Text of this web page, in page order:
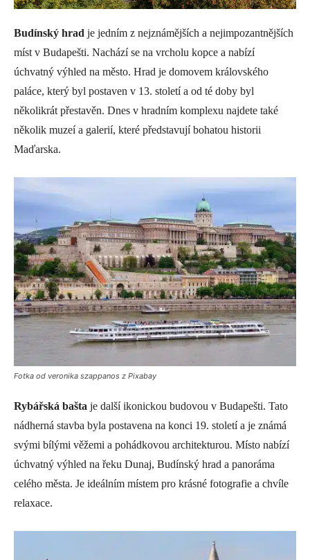
Budínský hrad je jedním z nejznámějších a nejimpozantnějších
míst v Budapešti. Nachází se na vrcholu kopce a nabízí
úchvatný výhled na město. Hrad je domovem královského
paláce, který byl postaven v 13. století a od té doby byl
několikrát přestavěn. Dnes v hradním komplexu najdete také
několik muzeí a galerií, které představují bohatou historii
Maďarska.
Fotka od veronika szappanos z Pixabay
Rybářská bašta je další ikonickou budovou v Budapešti. Tato
nádherná stavba byla postavena na konci 19. století a je známá
svými bílými věžemi a pohádkovou architekturou. Místo nabízí
úchvatný výhled na řeku Dunaj, Budínský hrad a panoráma
celého města. Je ideálním místem pro krásné fotografie a chvíle
relaxace.